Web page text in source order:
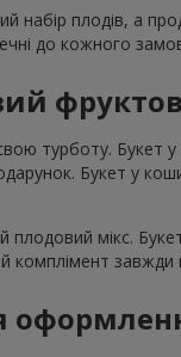
плодів, а
до кожного
турботу. Букет
Букет у
мікс.
комплімент завжди